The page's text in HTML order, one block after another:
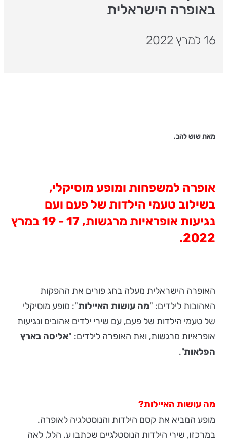
באופרה הישראלית
16 למרץ 2022
מאת שוש להב.
אופרה למשפחות ומופע מוסיקלי,
בשילוב טעמי הילדות של פעם ועם
נגיעות אופראיות מרגשות, 17 - 19 במרץ
2022.
האופרה הישראלית מעלה בחג פורים את ההפקות
האהובות לילדים: "מה עושות האיילות": מופע מוסיקלי
של טעמי הילדות של פעם, עם שירי ילדים אהובים ונגיעות
אופראיות מרגשות, ואת האופרה לילדים: "אליסה בארץ
הפלאות".
מה עושות האיילות?
מופע המביא את קסם הילדות והנוסטלגיה לאופרה.
במרכזו, שירי הילדות הנוסטלגיים שכתבו ע. הלל, לאה